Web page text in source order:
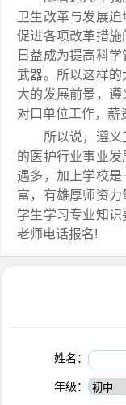
卫生改革与发展
促进各项改革措
日益成为提高科
武器。所以这样
大的发展前景，遵
对口单位工作，薪
所以说，遵义卫
的医护行业事业
遇多，加上学校
富，有雄厚师资
学生学习专业知
老师电话报名!
姓名：
年级：